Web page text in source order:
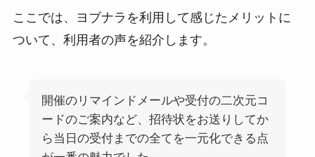
ここでは、ヨブナラを利用して感じたメリットに
ついて、利用者の声を紹介します。
開催のリマインドメールや受付の二次元コ
ードのご案内など、招待状をお送りしてか
ら当日の受付までの全てを一元化できる点